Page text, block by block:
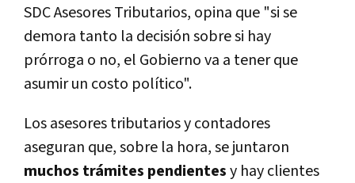
SDC Asesores Tributarios, opina que "si se
demora tanto la decisión sobre si hay
prórroga o no, el Gobierno va a tener que
asumir un costo político".
Los asesores tributarios y contadores
aseguran que, sobre la hora, se juntaron
muchos trámites pendientesy hay clientes